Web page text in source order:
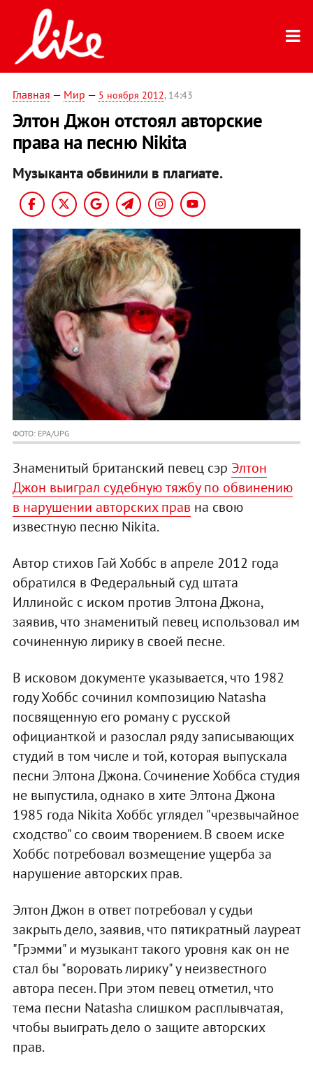
Главная — Мир — 5 ноября 2012, 14:43
Элтон Джон отстоял авторские
права на песню Nikita
Музыканта обвинили в плагиате.
ФОТО: EPA/UPG
Знаменитый британский певец сэр Элтон
Джон выиграл судебную тяжбу по обвинению
в нарушении авторских прав на свою
известную песню Nikita.
Автор стихов Гай Хоббс в апреле 2012 года
обратился в Федеральный суд штата
Иллинойс с иском против Элтона Джона,
заявив, что знаменитый певец использовал им
сочиненную лирику в своей песне.
В исковом документе указывается, что 1982
году Хоббс сочинил композицию Natasha
посвященную его роману с русской
официанткой и разослал ряду записывающих
студий в том числе и той, которая выпускала
песни Элтона Джона. Сочинение Хоббса студия
не выпустила, однако в хите Элтона Джона
1985 года Nikita Хоббс углядел "чрезвычайное
сходство" со своим творением. В своем иске
Хоббс потребовал возмещение ущерба за
нарушение авторских прав.
Элтон Джон в ответ потребовал у судьи
закрыть дело, заявив, что пятикратный лауреат
"Грэмми" и музыкант такого уровня как он не
стал бы "воровать лирику" у неизвестного
автора песен. При этом певец отметил, что
тема песни Natasha слишком расплывчатая,
чтобы выиграть дело о защите авторских
прав.